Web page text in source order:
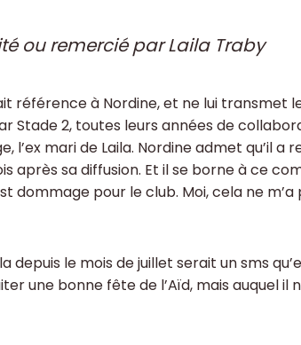
ou remercié par Laila Traby
référence à Nordine, et ne lui transmet
Stade 2, toutes leurs années de
l’ex mari de Laila. Nordine admet qu’il a
après sa diffusion. Et il se borne à ce
dommage pour le club. Moi, cela ne m’a
depuis le mois de juillet serait un sms
une bonne fête de l’Aïd, mais auquel il